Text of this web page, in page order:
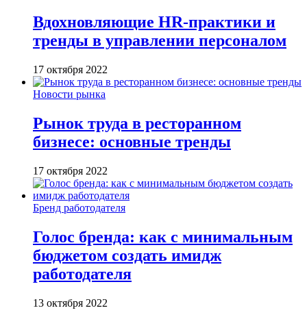
Вдохновляющие HR-практики и
тренды в управлении персоналом
17 октября 2022
Новости рынка
Рынок труда в ресторанном
бизнесе: основные тренды
17 октября 2022
Бренд работодателя
Голос бренда: как с минимальным
бюджетом создать имидж
работодателя
13 октября 2022